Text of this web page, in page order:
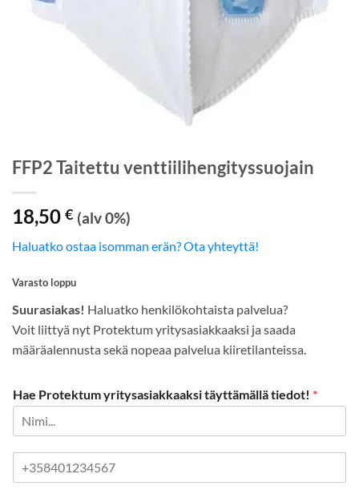
FFP2 Taitettu venttiilihengityssuojain
18,50 € (alv 0%)
Haluatko ostaa isomman erän? Ota yhteyttä!
Varasto loppu
Suurasiakas! Haluatko henkilökohtaista palvelua?
Voit liittyä nyt Protektum yritysasiakkaaksi ja saada
määräalennusta sekä nopeaa palvelua kiiretilanteissa.
Hae Protektum yritysasiakkaaksi täyttämällä tiedot! *